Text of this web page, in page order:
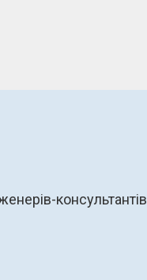
консультантів